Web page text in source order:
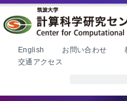
本文へ
English お問い合わせ
交通アクセス